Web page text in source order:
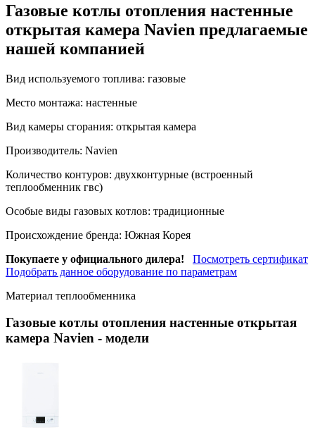
Газовые котлы отопления настенные
открытая камера Navien предлагаемые
нашей компанией
Вид используемого топлива: газовые
Место монтажа: настенные
Вид камеры сгорания: открытая камера
Производитель: Navien
Количество контуров: двухконтурные (встроенный
теплообменник гвс)
Особые виды газовых котлов: традиционные
Происхождение бренда: Южная Корея
Покупаете у официального дилера!
Посмотреть сертификат
Подобрать данное оборудование по параметрам
Материал теплообменника
Газовые котлы отопления настенные открытая
камера Navien - модели